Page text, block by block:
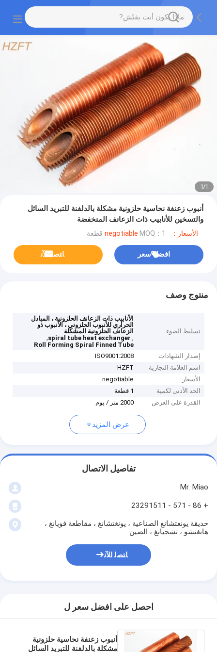
1
/
1
أنبوب زعنفة نحاسية حلزونية مشكلة بالدلفنة للتبريد السائل
والتسخين للأنابيب ذات الزعانف المنخفضة
الأسعار：negotiable MOQ：1 قطعة
افضل سعر ﺎﺘﺼﻟ ﺍﻶﻧ
منتوج وصف
تسليط الضوء
الأنابيب ذات الزعانف الحلزونية ، المبادل
الحراري للأنبوب الحلزوني ، الأنبوب ذو
الزعانف الحلزونية المشكلة
,
spiral tube heat exchanger
,
Roll Forming Spiral Finned Tube
إصدار الشهادات
ISO9001:2008
اسم العلامة التجارية
HZFT
الأسعار
negotiable
الحد الأدنى لكمية
1 قطعة
القدرة على العرض
2000 متر / يوم
عرض المزيد
تفاصيل الاتصال
Mr. Miao
+ 86 - 571 - 23291511
حديقة يونغتشانغ الصناعية ، يونغتشانغ ، مقاطعة فويانغ ،
هانغتشو ، تشجيانغ ، الصين
ﺎﺘﺼﻟ ﺍﻶﻧ
احصل على افضل سعر ل
أنبوب زعنفة نحاسية حلزونية
مشكلة بالدلفنة للتبريد السائل